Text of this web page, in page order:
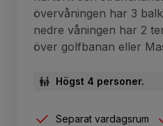
övervåningen har 3
nedre våningen har 2
över golfbanan eller
Högst 4 personer.
Separat vardagsrum